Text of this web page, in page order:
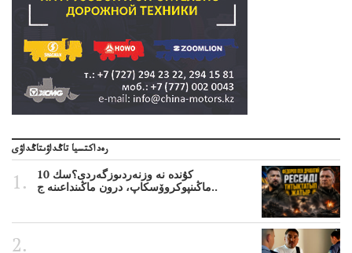
رەداكتسيا تاڭداۋىتاڭداۋى
10 كۇندە نە وزنەردىوزگەردى؟سك
ماڭىنپوكروۆسكاپ، درون ماڭىنداعىنە ج..